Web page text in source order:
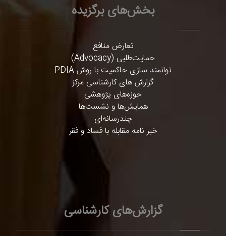
بخش‌های برگزیده
تعارض منافع
حمایت‌طلبی (Advocacy)
توانمند سازی حاکمیت با روش PDIA
گزارش های کارشناسی مرکز
حوزه‌های پژوهشی
همایش‌ها و نشست‌ها
چندرسانه‌ای
خبر نامه مقابله با فساد و فقر
گزارش‌های کارشناسی